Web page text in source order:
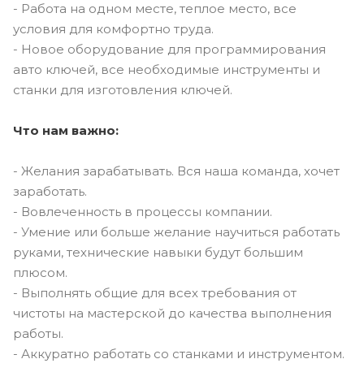
- Работа на одном месте, теплое место, все
условия для комфортно труда.
- Новое оборудование для программирования
авто ключей, все необходимые инструменты и
станки для изготовления ключей.
Что нам важно:
- Желания зарабатывать. Вся наша команда, хочет
заработать.
- Вовлеченность в процессы компании.
- Умение или больше желание научиться работать
руками, технические навыки будут большим
плюсом.
- Выполнять общие для всех требования от
чистоты на мастерской до качества выполнения
работы.
- Аккуратно работать со станками и инструментом.